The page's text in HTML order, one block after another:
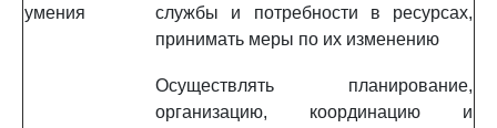
умения
службы и потребности в ресурсах,
принимать меры по их изменению
Осуществлять планирование,
организацию, координацию и